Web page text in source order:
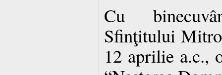
Cu
Sfinţitului
12 aprilie a.c.,